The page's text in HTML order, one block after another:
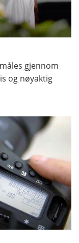
gjennom
og nøyaktig